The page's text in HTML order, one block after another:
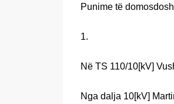
Punime të
1.
Në TS 110/10[kV]
Nga dalja 10[kV]